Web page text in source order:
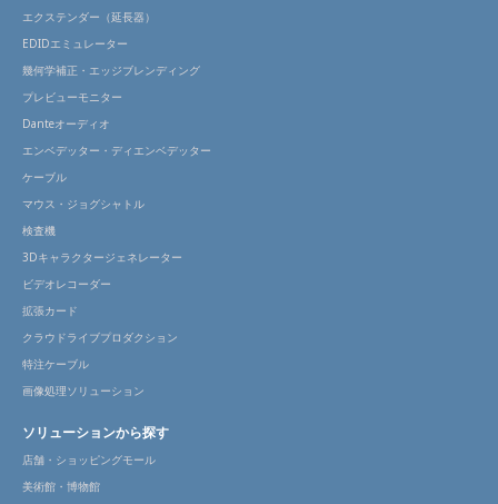
エクステンダー（延長器）
EDIDエミュレーター
幾何学補正・エッジブレンディング
プレビューモニター
Danteオーディオ
エンベデッター・ディエンベデッター
ケーブル
マウス・ジョグシャトル
検査機
3Dキャラクタージェネレーター
ビデオレコーダー
拡張カード
クラウドライブプロダクション
特注ケーブル
画像処理ソリューション
ソリューションから探す
店舗・ショッピングモール
美術館・博物館